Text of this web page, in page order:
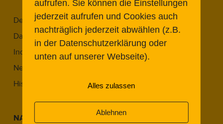
Denkmal & Reparaturgesellschaft
Das THF-Denkmalkonzept
Industriekultur in Berlin
Neue Wege im Denkmal
Historic Airports Revisited
NAVIGATION
aufrufen. Sie können die Einstellungen
jederzeit aufrufen und Cookies auch
nachträglich jederzeit abwählen (z.B.
in der Datenschutzerklärung oder
unten auf unserer Webseite).
Alles zulassen
Ablehnen